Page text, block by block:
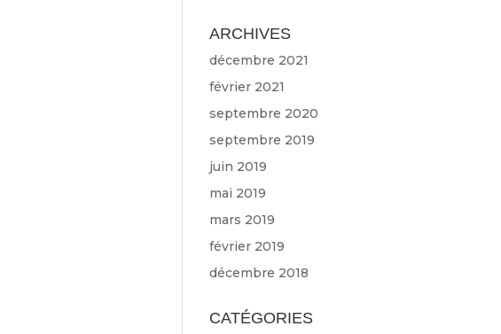
ARCHIVES
décembre 2021
février 2021
septembre 2020
septembre 2019
juin 2019
mai 2019
mars 2019
février 2019
décembre 2018
CATÉGORIES